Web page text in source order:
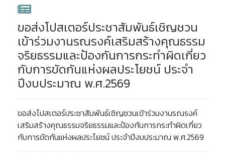
ขอส่งโปสเตอร์ประชาสัมพันธ์เชิญชวน
เข้าร่วมงานรณรงค์เสริมสร้างคุณธรรม
จริยธรรมและป้องกันการกระทำผิดเกี่ยว
กับการขัดกันแห่งผลประโยชน์ ประจำ
ปีงบประมาณ พ.ศ.2569
ขอส่งโปสเตอร์ประชาสัมพันธ์เชิญชวนเข้าร่วมงานรณรงค์
เสริมสร้างคุณธรรมจริยธรรมและป้องกันการกระทำผิดเกี่ยว
กับการขัดกันแห่งผลประโยชน์ ประจำปีงบประมาณ พ.ศ.2569